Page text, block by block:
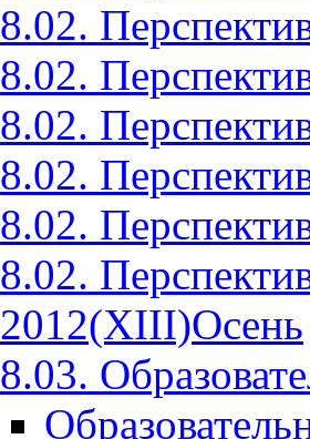
8.02.
8.02.
8.02.
8.02.
8.02.
8.02.
2012(XIII)Осень
8.03.